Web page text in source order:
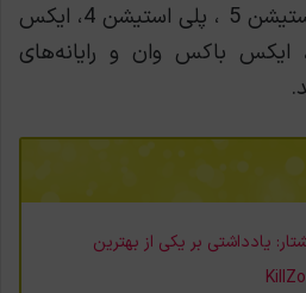
فرودین 1400 برای پلی استیشن 5 ، پلی استیشن 4، ایکس
باکس وان و رایانه‌های
یادداشتی بر یکی از بهترین